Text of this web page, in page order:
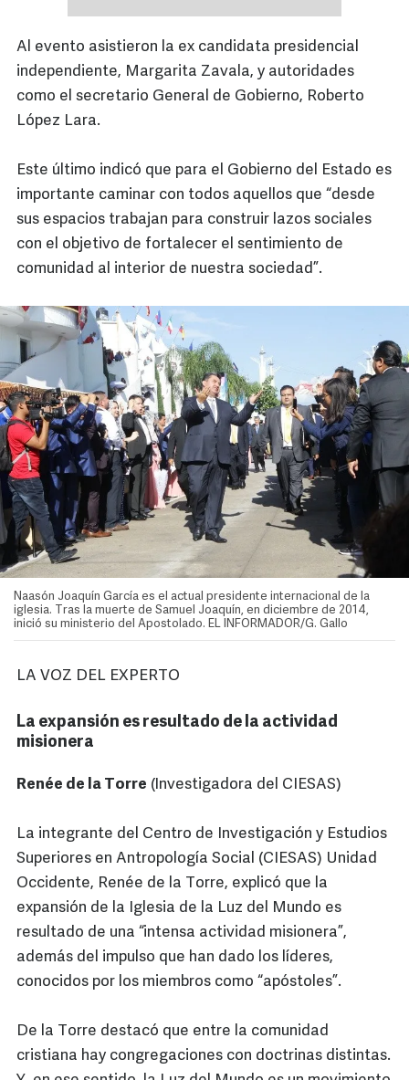
Al evento asistieron la ex candidata presidencial
independiente, Margarita Zavala, y autoridades
como el secretario General de Gobierno, Roberto
López Lara.
Este último indicó que para el Gobierno del Estado es
importante caminar con todos aquellos que “desde
sus espacios trabajan para construir lazos sociales
con el objetivo de fortalecer el sentimiento de
comunidad al interior de nuestra sociedad”.
Naasón Joaquín García es el actual presidente internacional de la
iglesia. Tras la muerte de Samuel Joaquín, en diciembre de 2014,
inició su ministerio del Apostolado. EL INFORMADOR/G. Gallo
LA VOZ DEL EXPERTO
La expansión es resultado de la actividad
misionera
Renée de la Torre (Investigadora del CIESAS)
La integrante del Centro de Investigación y Estudios
Superiores en Antropología Social (CIESAS) Unidad
Occidente, Renée de la Torre, explicó que la
expansión de la Iglesia de la Luz del Mundo es
resultado de una “intensa actividad misionera”,
además del impulso que han dado los líderes,
conocidos por los miembros como “apóstoles”.
De la Torre destacó que entre la comunidad
cristiana hay congregaciones con doctrinas distintas.